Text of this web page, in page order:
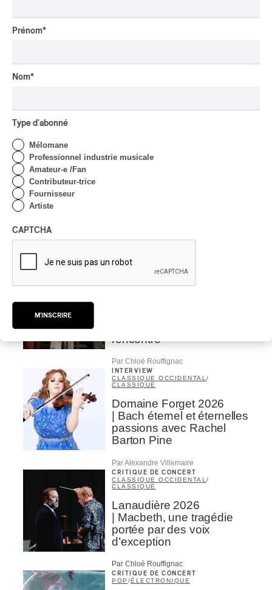
Alain Trudel; Orchestre
Domaine Forget 2026
Par Alexandre Villemaire
bonheur
Par Michel Labrecque
TRADITIONNEL
rencontre
Par Chloé Rouffignac
INTERVIEW
CLASSIQUE OCCIDENTAL /
CLASSIQUE
Domaine Forget 2026
| Bach éternel et éternelles
passions avec Rachel
Barton Pine
Par Alexandre Villemaire
CRITIQUE DE CONCERT
CLASSIQUE OCCIDENTAL /
CLASSIQUE
Lanaudière 2026
| Macbeth, une tragédie
portée par des voix
d’exception
Par Chloé Rouffignac
CRITIQUE DE CONCERT
POP /ÉLECTRONIQUE
Prénom*
Nom*
Type d'abonné
Mélomane
Professionnel industrie musicale
Amateur-e /Fan
Contributeur-trice
Fournisseur
Artiste
CAPTCHA
M'INSCRIRE